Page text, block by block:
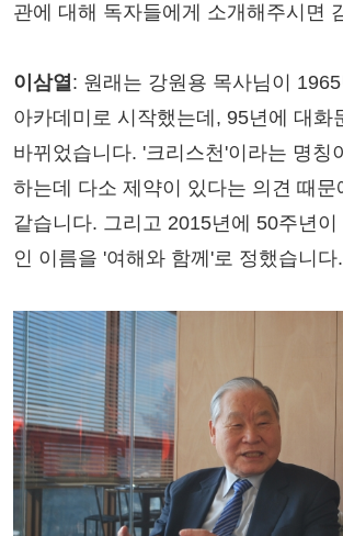
관에 대해 독자들에게 소개해주시면
이삼열: 원래는 강원용 목사님이
아카데미로 시작했는데, 95년에 대화
바뀌었습니다. '크리스천'이라는 명칭
하는데 다소 제약이 있다는 의견 때문
같습니다. 그리고 2015년에 50주년이
인 이름을 '여해와 함께'로 정했습니다.